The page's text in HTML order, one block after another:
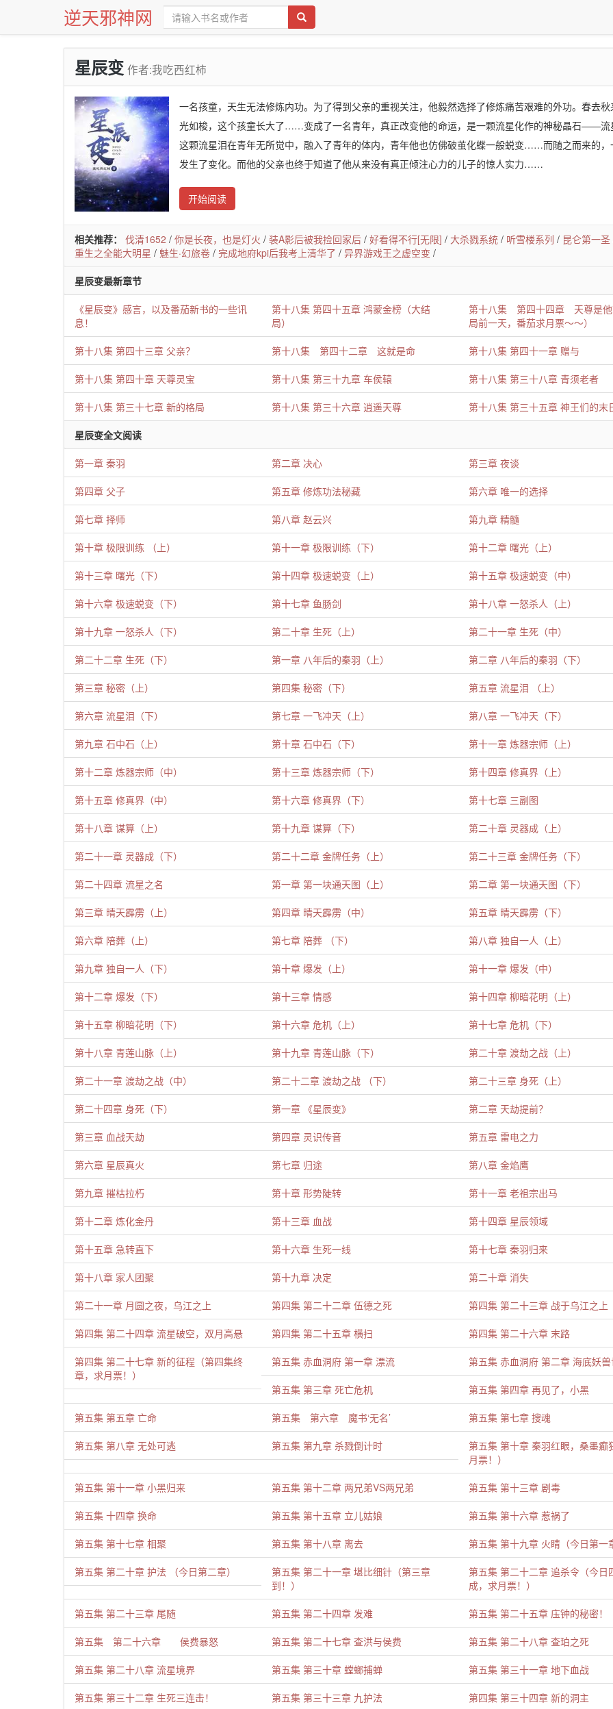
逆天邪神网
星辰变 作者:我吃西红柿
一名孩童，天生无法修炼内功。为了得到父亲的重视关注，他毅然选择了修炼痛苦艰难的外功。春去
光如梭，这个孩童长大了……变成了一名青年，真正改变他的命运，是一颗流星化作的神秘晶石——流
这颗流星泪在青年无所觉中，融入了青年的体内，青年他也仿佛破茧化蝶一般蜕变……而随之而来的，
发生了变化。而他的父亲也终于知道了他从来没有真正倾注心力的儿子的惊人实力……
开始阅读
相关推荐： 伐清1652 / 你是长夜，也是灯火 / 装A影后被我捡回家后 / 好看得不行[无限] / 大杀戮系统 / 听雪楼系列 / 昆仑第一圣
重生之全能大明星 / 魅生·幻旅卷 / 完成地府kpi后我考上清华了 / 异界游戏王之虚空变 /
星辰变最新章节
《星辰变》感言，以及番茄新书的一些讯
息！
第十八集 第四十五章 鸿蒙金榜（大结
局）
第十八集 第四十四章 天尊是他
局前一天，番茄求月票～～）
第十八集 第四十三章 父亲？ 第十八集 第四十二章 这就是命 第十八集 第四十一章 赠与
第十八集 第四十章 天尊灵宝 第十八集 第三十九章 车侯辕 第十八集 第三十八章 青须老者
第十八集 第三十七章 新的格局 第十八集 第三十六章 逍遥天尊 第十八集 第三十五章 神王们的末
星辰变全文阅读
第一章 秦羽 第二章 决心 第三章 夜谈
第四章 父子 第五章 修炼功法秘藏 第六章 唯一的选择
第七章 择师 第八章 赵云兴 第九章 精髓
第十章 极限训练 （上） 第十一章 极限训练（下） 第十二章 曙光（上）
第十三章 曙光（下） 第十四章 极速蜕变（上） 第十五章 极速蜕变（中）
第十六章 极速蜕变（下） 第十七章 鱼肠剑 第十八章 一怒杀人（上）
第十九章 一怒杀人（下） 第二十章 生死（上） 第二十一章 生死（中）
第二十二章 生死（下） 第一章 八年后的秦羽（上） 第二章 八年后的秦羽（下）
第三章 秘密（上） 第四集 秘密（下） 第五章 流星泪 （上）
第六章 流星泪（下） 第七章 一飞冲天（上） 第八章 一飞冲天（下）
第九章 石中石（上） 第十章 石中石（下） 第十一章 炼器宗师（上）
第十二章 炼器宗师（中） 第十三章 炼器宗师（下） 第十四章 修真界（上）
第十五章 修真界（中） 第十六章 修真界（下） 第十七章 三副图
第十八章 谋算（上） 第十九章 谋算（下） 第二十章 灵器成（上）
第二十一章 灵器成（下） 第二十二章 金牌任务（上） 第二十三章 金牌任务（下）
第二十四章 流星之名 第一章 第一块通天图（上） 第二章 第一块通天图（下）
第三章 晴天霹雳（上） 第四章 晴天霹雳（中） 第五章 晴天霹雳（下）
第六章 陪葬（上） 第七章 陪葬 （下） 第八章 独自一人（上）
第九章 独自一人（下） 第十章 爆发（上） 第十一章 爆发（中）
第十二章 爆发（下） 第十三章 情感 第十四章 柳暗花明（上）
第十五章 柳暗花明（下） 第十六章 危机（上） 第十七章 危机（下）
第十八章 青莲山脉（上） 第十九章 青莲山脉（下） 第二十章 渡劫之战（上）
第二十一章 渡劫之战（中） 第二十二章 渡劫之战 （下） 第二十三章 身死（上）
第二十四章 身死（下） 第一章 《星辰变》 第二章 天劫提前？
第三章 血战天劫 第四章 灵识传音 第五章 雷电之力
第六章 星辰真火 第七章 归途 第八章 金焰鹰
第九章 摧枯拉朽 第十章 形势陡转 第十一章 老祖宗出马
第十二章 炼化金丹 第十三章 血战 第十四章 星辰领域
第十五章 急转直下 第十六章 生死一线 第十七章 秦羽归来
第十八章 家人团聚 第十九章 决定 第二十章 消失
第二十一章 月圆之夜，乌江之上 第四集 第二十二章 伍德之死 第四集 第二十三章 战于乌江之上
第四集 第二十四章 流星破空，双月高悬 第四集 第二十五章 横扫 第四集 第二十六章 末路
第四集 第二十七章 新的征程（第四集终
章，求月票！）
第五集 赤血洞府 第一章 漂流 第五集 赤血洞府 第二章 海底妖
第五集 第三章 死亡危机 第五集 第四章 再见了，小黑
第五集 第五章 亡命 第五集 第六章 魔书‘无名’ 第五集 第七章 搜魂
第五集 第八章 无处可逃 第五集 第九章 杀戮倒计时
第五集 第十章 秦羽红眼，桑墨癫
月票！）
第五集 第十一章 小黑归来 第五集 第十二章 两兄弟VS两兄弟 第五集 第十三章 剧毒
第五集 十四章 换命 第五集 第十五章 立儿姑娘 第五集 第十六章 惹祸了
第五集 第十七章 相聚 第五集 第十八章 离去 第五集 第十九章 火睛（今日第一
第五集 第二十章 护法 （今日第二章）
第五集 第二十一章 堪比细针（第三章
到！）
第五集 第二十二章 追杀令（今日
成，求月票！）
第五集 第二十三章 尾随 第五集 第二十四章 发难 第五集 第二十五章 庒钟的秘密！
第五集 第二十六章 侯费暴怒 第五集 第二十七章 查洪与侯费 第五集 第二十八章 查珀之死
第五集 第二十八章 流星境界 第五集 第三十章 螳螂捕蝉 第五集 第三十一章 地下血战
第五集 第三十二章 生死三连击！ 第五集 第三十三章 九护法 第四集 第三十四章 新的洞主